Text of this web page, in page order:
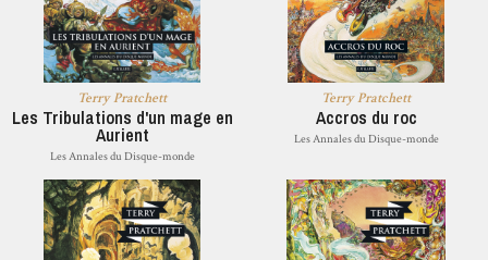
Terry Pratchett
Les Tribulations d'un mage en
Aurient
Les Annales du Disque-monde
Terry Pratchett
Accros du roc
Les Annales du Disque-monde